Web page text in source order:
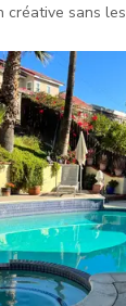
créative sans
au bord de la
une réflexion
une